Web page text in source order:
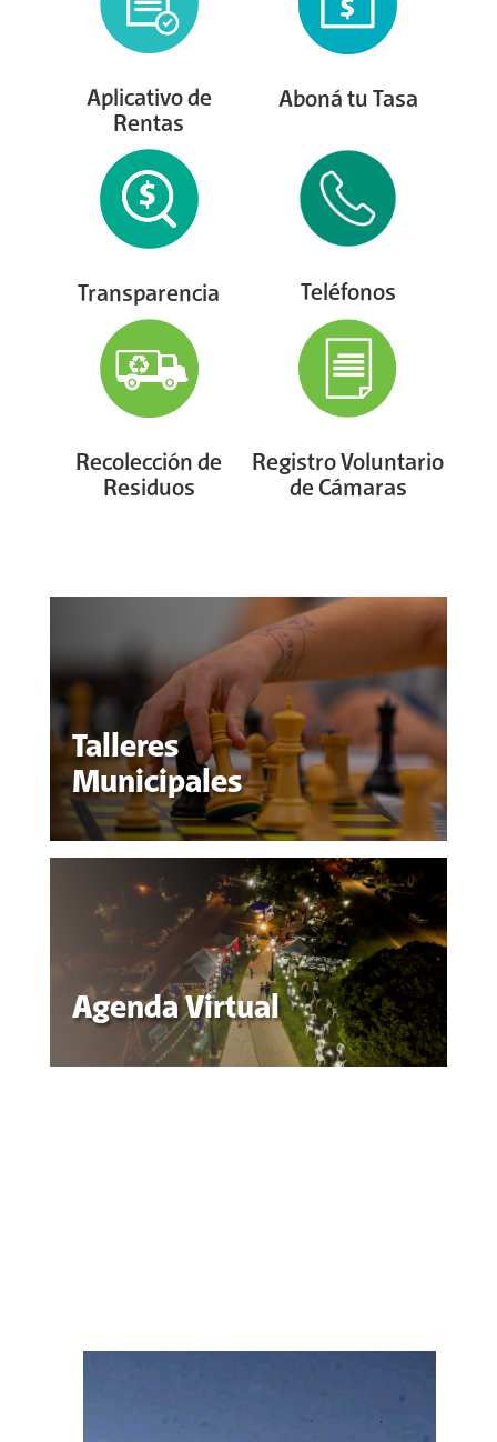
Aplicativo de
Rentas
Aboná tu Tasa
Transparencia Teléfonos
Recolección de
Residuos
Registro Voluntario
de Cámaras
Talleres
Municipales
Agenda Virtual